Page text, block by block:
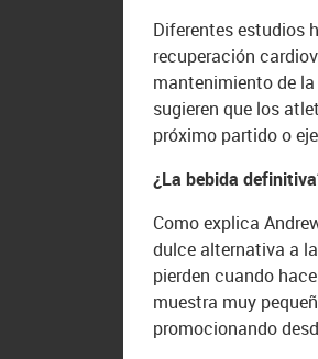
Diferentes estudios
recuperación
mantenimiento de
sugieren que los
próximo partido o
¿La bebida
Como explica
dulce alternativa a
pierden cuando
muestra muy
promocionando